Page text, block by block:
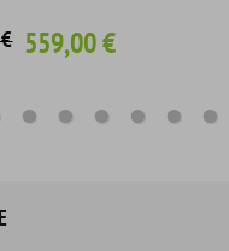
559,00 €